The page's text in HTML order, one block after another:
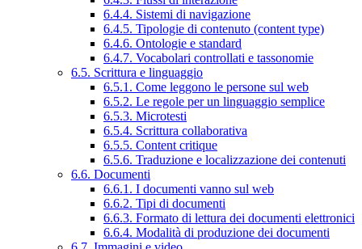
6.4.4. Sistemi di navigazione
6.4.5. Tipologie di contenuto (content type)
6.4.6. Ontologie e standard
6.4.7. Vocabolari controllati e tassonomie
6.5. Scrittura e linguaggio
6.5.1. Come leggono le persone sul web
6.5.2. Le regole per un linguaggio semplice
6.5.3. Microtesti
6.5.4. Scrittura collaborativa
6.5.5. Content critique
6.5.6. Traduzione e localizzazione dei contenuti
6.6. Documenti
6.6.1. I documenti vanno sul web
6.6.2. Tipi di documenti
6.6.3. Formato di lettura dei documenti elettronici
6.6.4. Modalità di produzione dei documenti